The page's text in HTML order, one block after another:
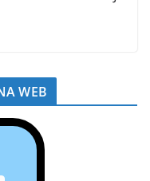
WEB